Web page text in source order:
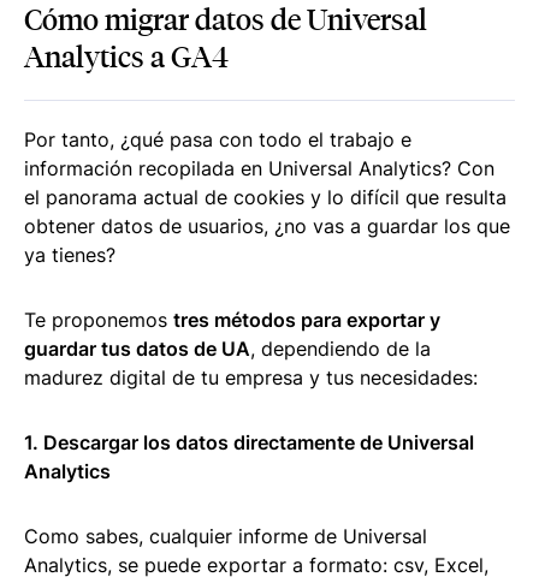
Cómo migrar datos de Universal
Analytics a GA4
Por tanto, ¿qué pasa con todo el trabajo e
información recopilada en Universal Analytics? Con
el panorama actual de cookies y lo difícil que resulta
obtener datos de usuarios, ¿no vas a guardar los que
ya tienes?
Te proponemos tres métodos para exportar y
guardar tus datos de UA, dependiendo de la
madurez digital de tu empresa y tus necesidades:
1. Descargar los datos directamente de Universal
Analytics
Como sabes, cualquier informe de Universal
Analytics, se puede exportar a formato: csv, Excel,